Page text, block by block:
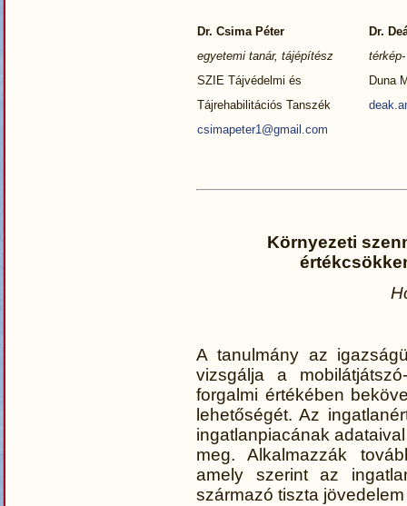
Dr. Csima Péter
egyetemi tanár, tájépítész
SZIE Tájvédelmi és
Tájrehabilitációs Tanszék
csimapeter1@gmail.com
Dr.
Duna
Környezeti
A tanulmány az
vizsgálja a
forgalmi értékében
lehetőségét. Az
ingatlanpiacának
meg. Alkalmazzák
amely szerint az
származó tiszta